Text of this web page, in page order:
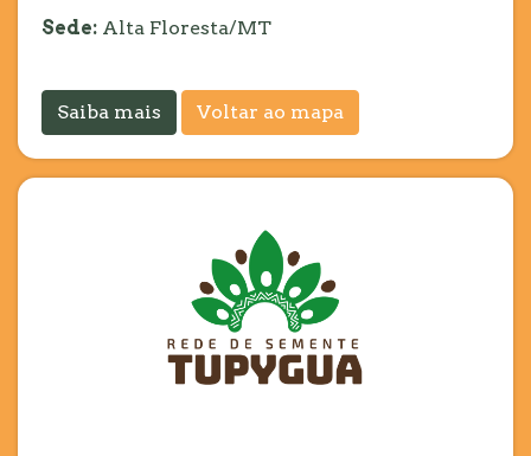
Sede: Alta Floresta/MT
Saiba mais Voltar ao mapa